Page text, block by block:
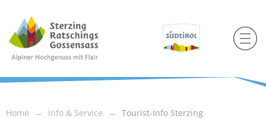
Home Info & Service Tourist-Info Sterzing